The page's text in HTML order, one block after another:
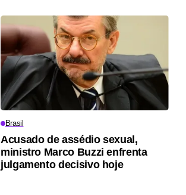
Brasil
Acusado de assédio sexual,
ministro Marco Buzzi enfrenta
julgamento decisivo hoje